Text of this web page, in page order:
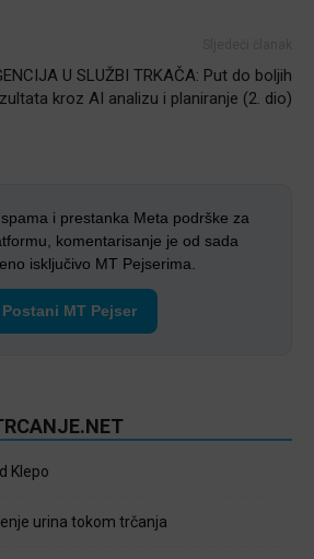
U SLUŽBI TRKAČA: Put do boljih
kroz AI analizu i planiranje (2. dio)
i prestanka Meta podrške za
komentarisanje je od sada
isključivo MT Pejserima.
Postani MT Pejser
Klepo
urina tokom trčanja